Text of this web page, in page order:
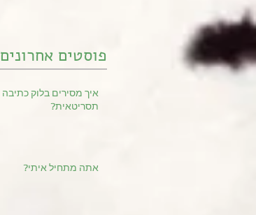
פוסטים אחרונים
איך מסירים בלוק כתיבה
תסריטאית?
אתה מתחיל איתי?